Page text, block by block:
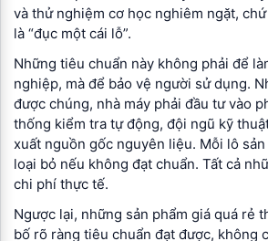
và thử nghiệm cơ học nghiêm ngặt,
là “đục một cái lỗ”.
Những tiêu chuẩn này không phải để
nghiệp, mà để bảo vệ người sử dụng.
được chúng, nhà máy phải đầu tư vào
thống kiểm tra tự động, đội ngũ kỹ
xuất nguồn gốc nguyên liệu. Mỗi lô
loại bỏ nếu không đạt chuẩn. Tất cả
chi phí thực tế.
Ngược lại, những sản phẩm giá quá rẻ
bố rõ ràng tiêu chuẩn đạt được, không